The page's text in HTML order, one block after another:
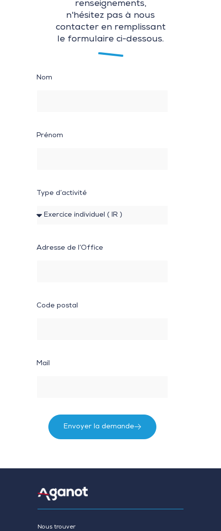
renseignements,
n'hésitez pas à nous
contacter en remplissant
le formulaire ci-dessous.
Nom
Prénom
Type d’activité
Adresse de l’Office
Code postal
Mail
Envoyer la demande
Nous trouver